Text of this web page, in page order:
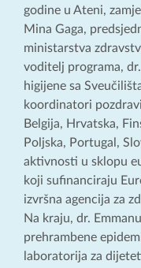
godine u Ateni,
Mina Gaga,
ministarstva
voditelj programa,
higijene sa
koordinatori
Belgija, Hrvatska,
Poljska, Portugal,
aktivnosti u sklopu
koji sufinanciraju
izvršna agencija za
Na kraju, dr.
prehrambene
laboratorija za